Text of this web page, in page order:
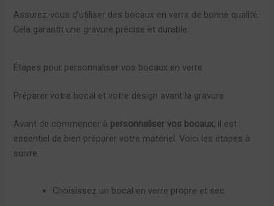
Assurez-vous d’utiliser des bocaux en verre de bonne qualité.
Cela garantit une gravure précise et durable.
Étapes pour personnaliser vos bocaux en verre
Préparer votre bocal et votre design avant la gravure
Avant de commencer à personnaliser vos bocaux, il est
essentiel de bien préparer votre matériel. Voici les étapes à
suivre :
Choisissez un bocal en verre propre et sec.